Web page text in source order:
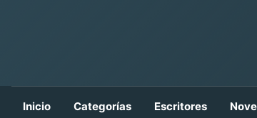
Inicio Categorías Escritores